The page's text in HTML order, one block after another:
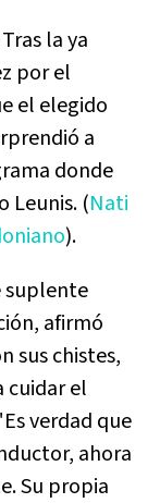
la ya
por el
el elegido
a
donde
Leunis. (Nati
).
suplente
afirmó
sus chistes,
cuidar el
verdad que
ahora
Su propia